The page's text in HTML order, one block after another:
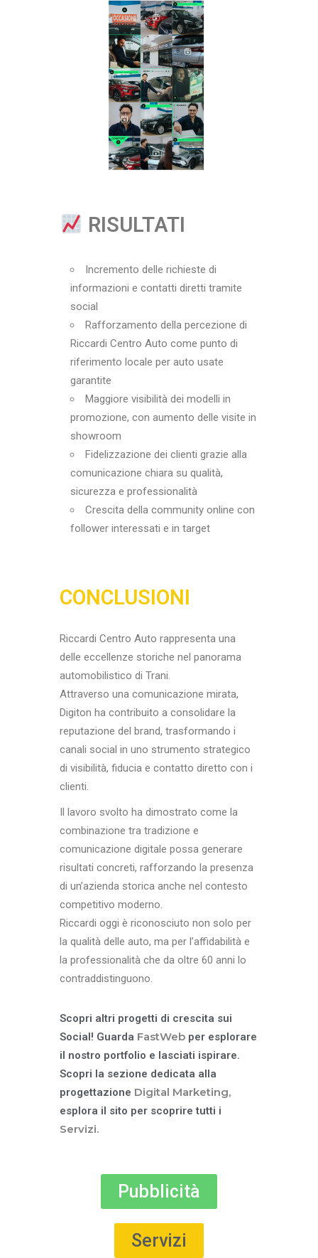
RISULTATI
Incremento delle richieste di
informazioni e contatti diretti tramite
social
Rafforzamento della percezione di
Riccardi Centro Auto come punto di
riferimento locale per auto usate
garantite
Maggiore visibilità dei modelli in
promozione, con aumento delle visite in
showroom
Fidelizzazione dei clienti grazie alla
comunicazione chiara su qualità,
sicurezza e professionalità
Crescita della community online con
follower interessati e in target
CONCLUSIONI
Riccardi Centro Auto rappresenta una
delle eccellenze storiche nel panorama
automobilistico di Trani.
Attraverso una comunicazione mirata,
Digiton ha contribuito a consolidare la
reputazione del brand, trasformando i
canali social in uno strumento strategico
di visibilità, fiducia e contatto diretto con i
clienti.
Il lavoro svolto ha dimostrato come la
combinazione tra tradizione e
comunicazione digitale possa generare
risultati concreti, rafforzando la presenza
di un’azienda storica anche nel contesto
competitivo moderno.
Riccardi oggi è riconosciuto non solo per
la qualità delle auto, ma per l’affidabilità e
la professionalità che da oltre 60 anni lo
contraddistinguono.
Scopri altri progetti di crescita sui
Social! Guarda FastWeb per esplorare
il nostro portfolio e lasciati ispirare.
Scopri la sezione dedicata alla
progettazione Digital Marketing,
esplora il sito per scoprire tutti i
Servizi.
Pubblicità
Servizi